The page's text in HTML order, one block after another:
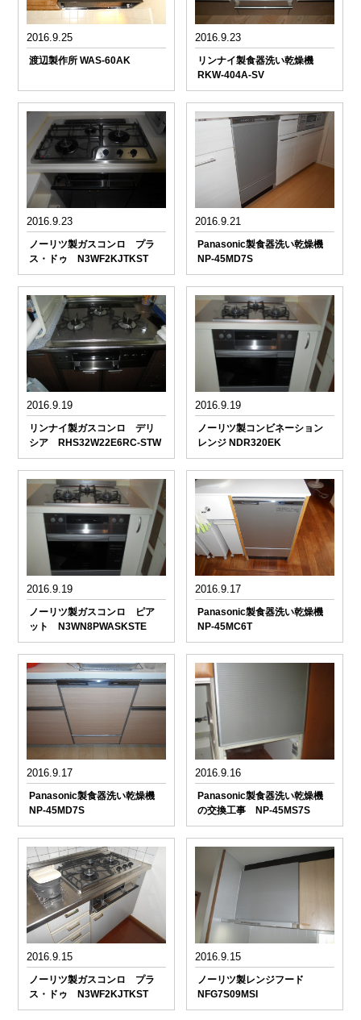
2016.9.25
渡辺製作所 WAS-60AK
2016.9.23
リンナイ製食器洗い乾燥機
RKW-404A-SV
2016.9.23
ノーリツ製ガスコンロ プラ
ス・ドゥ N3WF2KJTKST
2016.9.21
Panasonic製食器洗い乾燥機
NP-45MD7S
2016.9.19
リンナイ製ガスコンロ デリ
シア RHS32W22E6RC-STW
2016.9.19
ノーリツ製コンビネーション
レンジ NDR320EK
2016.9.19
ノーリツ製ガスコンロ ピア
ット N3WN8PWASKSTE
2016.9.17
Panasonic製食器洗い乾燥機
NP-45MC6T
2016.9.17
Panasonic製食器洗い乾燥機
NP-45MD7S
2016.9.16
Panasonic製食器洗い乾燥機
の交換工事 NP-45MS7S
2016.9.15
ノーリツ製ガスコンロ プラ
ス・ドゥ N3WF2KJTKST
2016.9.15
ノーリツ製レンジフード
NFG7S09MSI